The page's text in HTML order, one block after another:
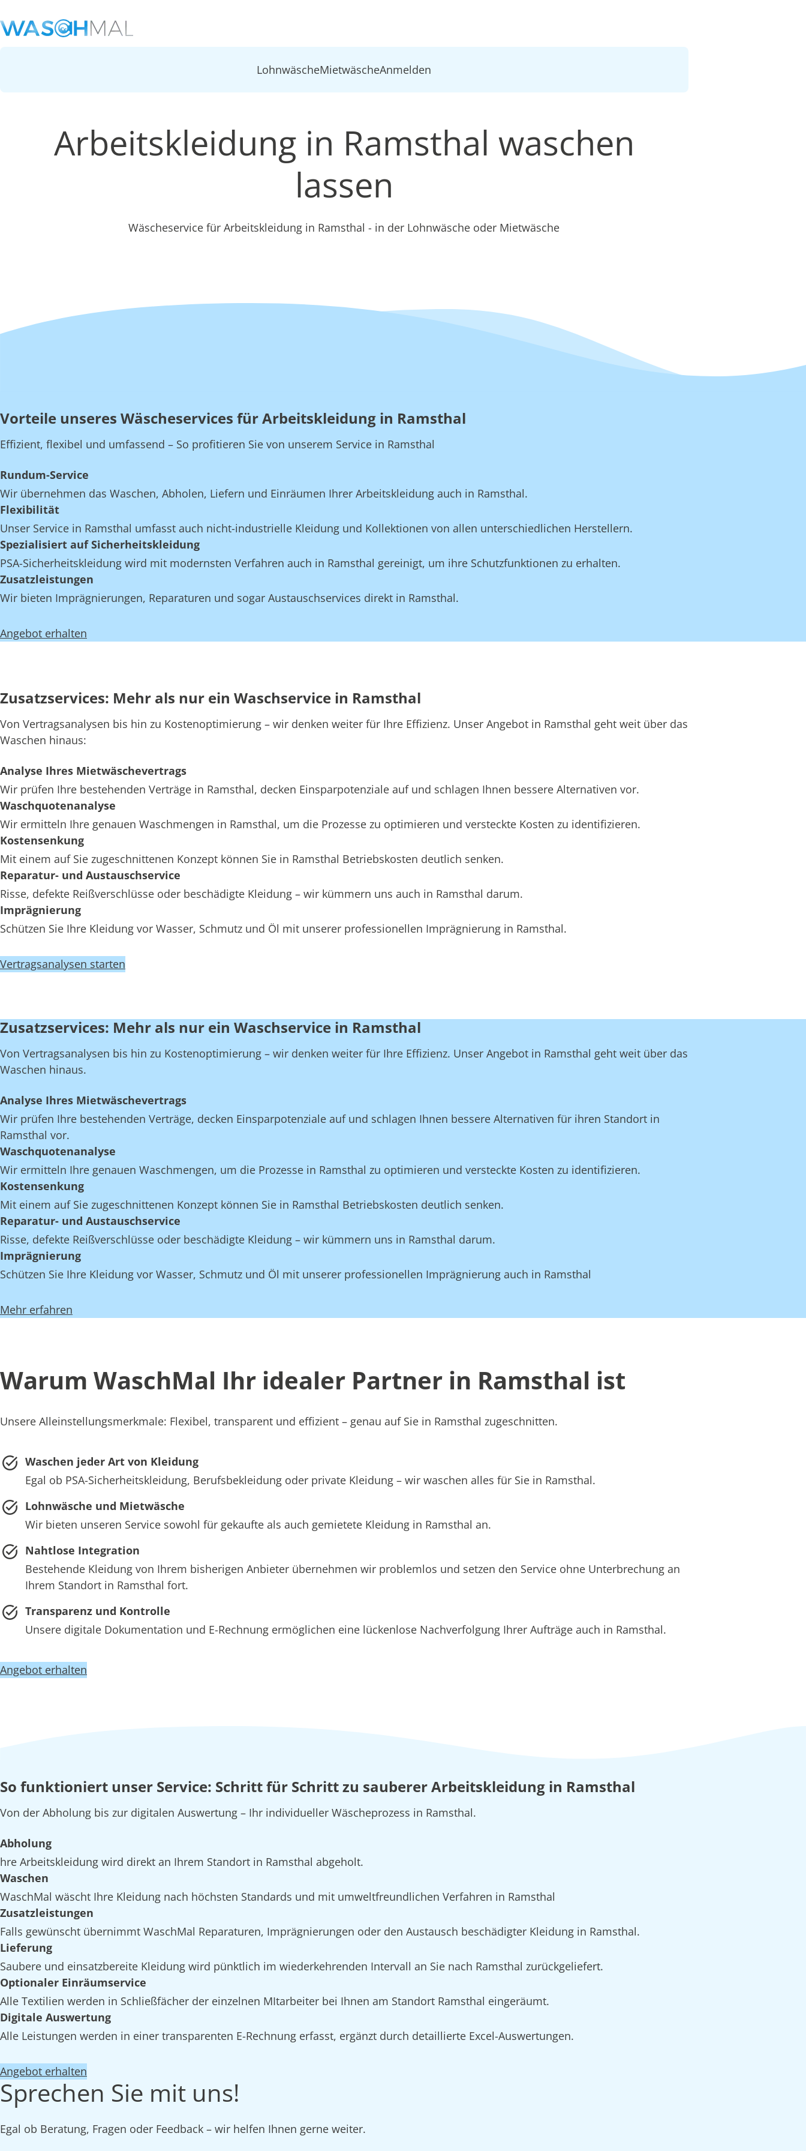
LohnwäscheMietwäscheAnmelden
Arbeitskleidung in Ramsthal waschen
lassen
Wäscheservice für Arbeitskleidung in Ramsthal - in der Lohnwäsche oder Mietwäsche
Vorteile unseres Wäscheservices für Arbeitskleidung in Ramsthal
Effizient, flexibel und umfassend – So profitieren Sie von unserem Service in Ramsthal
Rundum-Service
Wir übernehmen das Waschen, Abholen, Liefern und Einräumen Ihrer Arbeitskleidung auch in Ramsthal.
Flexibilität
Unser Service in Ramsthal umfasst auch nicht-industrielle Kleidung und Kollektionen von allen unterschiedlichen Herstellern.
Spezialisiert auf Sicherheitskleidung
PSA-Sicherheitskleidung wird mit modernsten Verfahren auch in Ramsthal gereinigt, um ihre Schutzfunktionen zu erhalten.
Zusatzleistungen
Wir bieten Imprägnierungen, Reparaturen und sogar Austauschservices direkt in Ramsthal.
Angebot erhalten
Zusatzservices: Mehr als nur ein Waschservice in Ramsthal
Von Vertragsanalysen bis hin zu Kostenoptimierung – wir denken weiter für Ihre Effizienz. Unser Angebot in Ramsthal geht weit über das
Waschen hinaus:
Analyse Ihres Mietwäschevertrags
Wir prüfen Ihre bestehenden Verträge in Ramsthal, decken Einsparpotenziale auf und schlagen Ihnen bessere Alternativen vor.
Waschquotenanalyse
Wir ermitteln Ihre genauen Waschmengen in Ramsthal, um die Prozesse zu optimieren und versteckte Kosten zu identifizieren.
Kostensenkung
Mit einem auf Sie zugeschnittenen Konzept können Sie in Ramsthal Betriebskosten deutlich senken.
Reparatur- und Austauschservice
Risse, defekte Reißverschlüsse oder beschädigte Kleidung – wir kümmern uns auch in Ramsthal darum.
Imprägnierung
Schützen Sie Ihre Kleidung vor Wasser, Schmutz und Öl mit unserer professionellen Imprägnierung in Ramsthal.
Vertragsanalysen starten
Zusatzservices: Mehr als nur ein Waschservice in Ramsthal
Von Vertragsanalysen bis hin zu Kostenoptimierung – wir denken weiter für Ihre Effizienz. Unser Angebot in Ramsthal geht weit über das
Waschen hinaus.
Analyse Ihres Mietwäschevertrags
Wir prüfen Ihre bestehenden Verträge, decken Einsparpotenziale auf und schlagen Ihnen bessere Alternativen für ihren Standort in
Ramsthal vor.
Waschquotenanalyse
Wir ermitteln Ihre genauen Waschmengen, um die Prozesse in Ramsthal zu optimieren und versteckte Kosten zu identifizieren.
Kostensenkung
Mit einem auf Sie zugeschnittenen Konzept können Sie in Ramsthal Betriebskosten deutlich senken.
Reparatur- und Austauschservice
Risse, defekte Reißverschlüsse oder beschädigte Kleidung – wir kümmern uns in Ramsthal darum.
Imprägnierung
Schützen Sie Ihre Kleidung vor Wasser, Schmutz und Öl mit unserer professionellen Imprägnierung auch in Ramsthal
Mehr erfahren
Warum WaschMal Ihr idealer Partner in Ramsthal ist
Unsere Alleinstellungsmerkmale: Flexibel, transparent und effizient – genau auf Sie in Ramsthal zugeschnitten.
Waschen jeder Art von Kleidung
Egal ob PSA-Sicherheitskleidung, Berufsbekleidung oder private Kleidung – wir waschen alles für Sie in Ramsthal.
Lohnwäsche und Mietwäsche
Wir bieten unseren Service sowohl für gekaufte als auch gemietete Kleidung in Ramsthal an.
Nahtlose Integration
Bestehende Kleidung von Ihrem bisherigen Anbieter übernehmen wir problemlos und setzen den Service ohne Unterbrechung an
Ihrem Standort in Ramsthal fort.
Transparenz und Kontrolle
Unsere digitale Dokumentation und E-Rechnung ermöglichen eine lückenlose Nachverfolgung Ihrer Aufträge auch in Ramsthal.
Angebot erhalten
So funktioniert unser Service: Schritt für Schritt zu sauberer Arbeitskleidung in Ramsthal
Von der Abholung bis zur digitalen Auswertung – Ihr individueller Wäscheprozess in Ramsthal.
Abholung
hre Arbeitskleidung wird direkt an Ihrem Standort in Ramsthal abgeholt.
Waschen
WaschMal wäscht Ihre Kleidung nach höchsten Standards und mit umweltfreundlichen Verfahren in Ramsthal
Zusatzleistungen
Falls gewünscht übernimmt WaschMal Reparaturen, Imprägnierungen oder den Austausch beschädigter Kleidung in Ramsthal.
Lieferung
Saubere und einsatzbereite Kleidung wird pünktlich im wiederkehrenden Intervall an Sie nach Ramsthal zurückgeliefert.
Optionaler Einräumservice
Alle Textilien werden in Schließfächer der einzelnen MItarbeiter bei Ihnen am Standort Ramsthal eingeräumt.
Digitale Auswertung
Alle Leistungen werden in einer transparenten E-Rechnung erfasst, ergänzt durch detaillierte Excel-Auswertungen.
Angebot erhalten
Sprechen Sie mit uns!
Egal ob Beratung, Fragen oder Feedback – wir helfen Ihnen gerne weiter.